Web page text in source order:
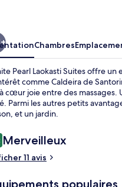
Chambres
Pearl Laokasti Suites offre
comme Caldeira de
cœur joie entre des massages.
Parmi les autres petits
et un jardin.
sur 10
Merveilleux
11 avis
populaires